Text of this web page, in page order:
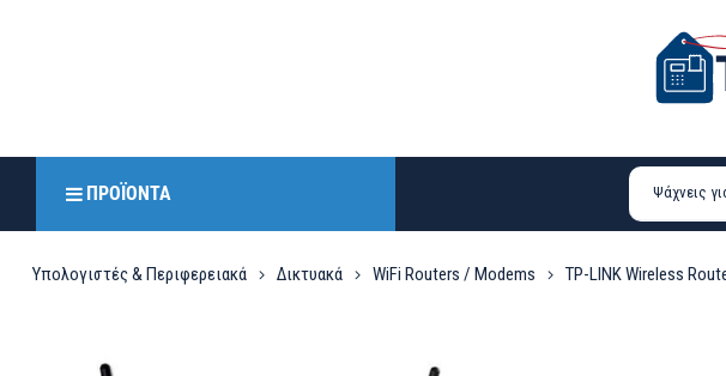
ΠΡΟΪΌΝΤΑ
Υπολογιστές & Περιφερειακά Δικτυακά WiFi Routers / Modems TP-LINK Wireless